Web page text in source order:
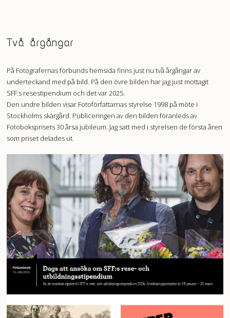
Två årgångar
På Fotografernas förbunds hemsida finns just nu två årgångar av
underteckand med på bild. På den övre bilden har jag just mottagit
SFF:s resestipendium och det var 2025.
Den undre bilden visar Fotoförfattarnas styrelse 1998 på möte i
Stockholms skärgård. Publiceringen av den bilden föranleds av
Fotoboksprisets 30 årsa jubileum. Jag satt med i styrelsen de första åren
som priset delades ut.